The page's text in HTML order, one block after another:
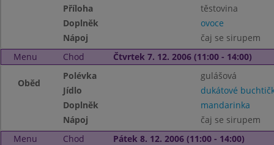
Příloha
těstovina
Doplněk
ovoce
Nápoj
čaj se sirupem
Menu
Chod Čtvrtek 7. 12. 2006 (11:00 - 14:00)
Oběd
Polévka
gulášová
Jídlo
dukátové
Doplněk
mandarinka
Nápoj
čaj se sirupem
Menu
Chod Pátek 8. 12. 2006 (11:00 - 14:00)